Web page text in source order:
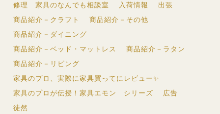
修理 家具のなんでも相談室
入荷情報
出張
商品紹介－クラフト
商品紹介－その他
商品紹介－ダイニング
商品紹介－ベッド・マットレス
商品紹介－ラタン
商品紹介－リビング
家具のプロ、実際に家具買ってにレビュー✨
家具のプロが伝授！家具エモン シリーズ
広告
徒然